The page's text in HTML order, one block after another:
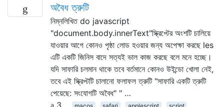
অবৈধ ত্রুটি
নিম্নলিখিত do javascript
"document.body.innerText"স্ক্রিপ্টের অংশটি চালিয়ে
যাওয়ার আগে কোনও পৃষ্ঠা লোড হওয়ার জন্য অপেক্ষা করছে les
এটি একটি জিনিস বাদে সত্যই ভাল কাজ করছে বলে মনে হচ্ছে।
যদি সাফারি চলমান থাকে তবে বর্তমানে কোনও উইন্ডো খোলা নেই,
তবে এই স্ক্রিপ্টটি চালানো ফলাফল ত্রুটি "সাফারি একটি ত্রুটি
পেয়েছে: সংযোগটি অবৈধ" " …
3